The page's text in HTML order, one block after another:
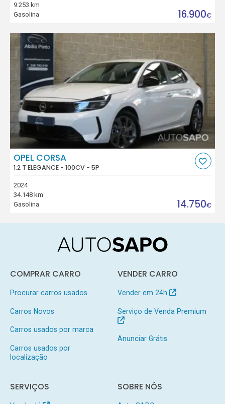
9.253 km
Gasolina
16.900€
OPEL CORSA
1.2 T ELEGANCE - 100CV - 5P
2024
34.148 km
Gasolina
14.750€
COMPRAR CARRO
Procurar carros usados
Carros Novos
Carros usados por marca
Carros usados por
localização
VENDER CARRO
Vender em 24h
Serviço de Venda Premium
Anunciar Grátis
SERVIÇOS SOBRE NÓS